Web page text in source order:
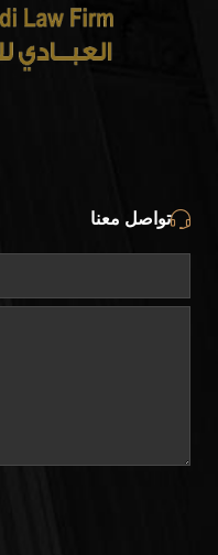
تواصل معنا